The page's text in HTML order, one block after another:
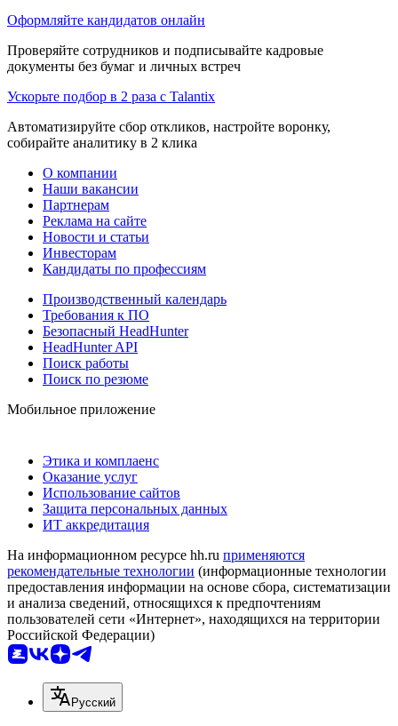
Оформляйте кандидатов онлайн
Проверяйте сотрудников и подписывайте кадровые
документы без бумаг и личных встреч
Ускорьте подбор в 2 раза с Talantix
Автоматизируйте сбор откликов, настройте воронку,
собирайте аналитику в 2 клика
О компании
Наши вакансии
Партнерам
Реклама на сайте
Новости и статьи
Инвесторам
Кандидаты по профессиям
Производственный календарь
Требования к ПО
Безопасный HeadHunter
HeadHunter API
Поиск работы
Поиск по резюме
Мобильное приложение
Этика и комплаенс
Оказание услуг
Использование сайтов
Защита персональных данных
ИТ аккредитация
На информационном ресурсе hh.ru применяются
рекомендательные технологии (информационные технологии
предоставления информации на основе сбора, систематизации
и анализа сведений, относящихся к предпочтениям
пользователей сети «Интернет», находящихся на территории
Российской Федерации)
Русский